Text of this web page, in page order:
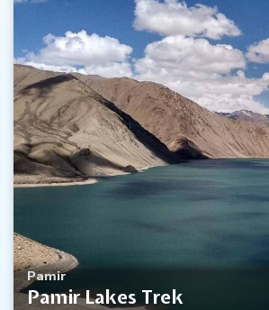
Pamir
Pamir Lakes Trek
Camping salvaje en el techo del mundo
Aguas termales naturales